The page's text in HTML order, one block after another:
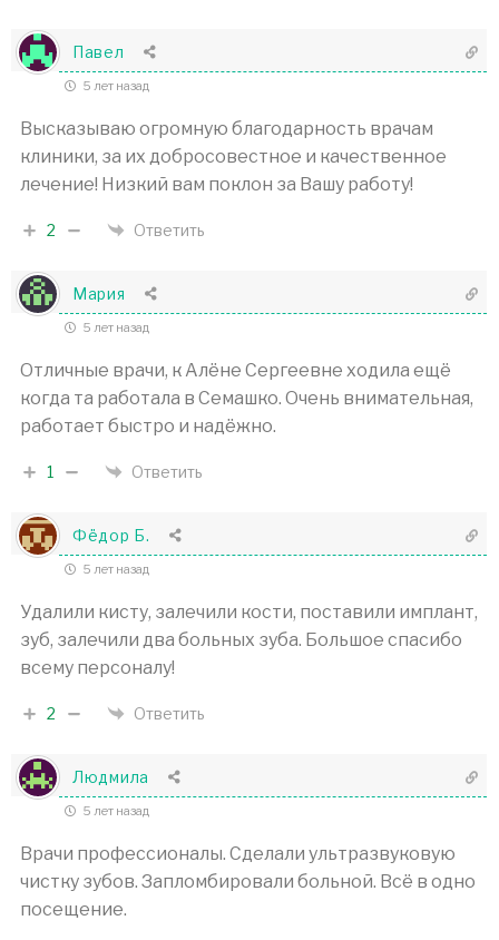
Павел
5 лет назад
Высказываю огромную благодарность врачам
клиники, за их добросовестное и качественное
лечение! Низкий вам поклон за Вашу работу!
2 Ответить
Мария
5 лет назад
Отличные врачи, к Алёне Сергеевне ходила ещё
когда та работала в Семашко. Очень внимательная,
работает быстро и надёжно.
1 Ответить
Фёдор Б.
5 лет назад
Удалили кисту, залечили кости, поставили имплант,
зуб, залечили два больных зуба. Большое спасибо
всему персоналу!
2 Ответить
Людмила
5 лет назад
Врачи профессионалы. Сделали ультразвуковую
чистку зубов. Запломбировали больной. Всё в одно
посещение.